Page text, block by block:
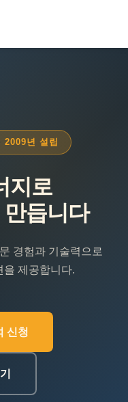
2009년 설립
지로
만듭니다
경험과 기술력으로
을 제공합니다.
신청